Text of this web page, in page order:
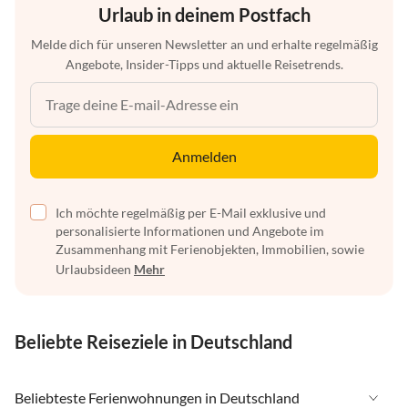
Urlaub in deinem Postfach
Melde dich für unseren Newsletter an und erhalte regelmäßig
Angebote, Insider-Tipps und aktuelle Reisetrends.
Anmelden
Ich möchte regelmäßig per E-Mail exklusive und
personalisierte Informationen und Angebote im
Zusammenhang mit Ferienobjekten, Immobilien, sowie
Urlaubsideen Mehr
Beliebte Reiseziele in Deutschland
Beliebteste Ferienwohnungen in Deutschland